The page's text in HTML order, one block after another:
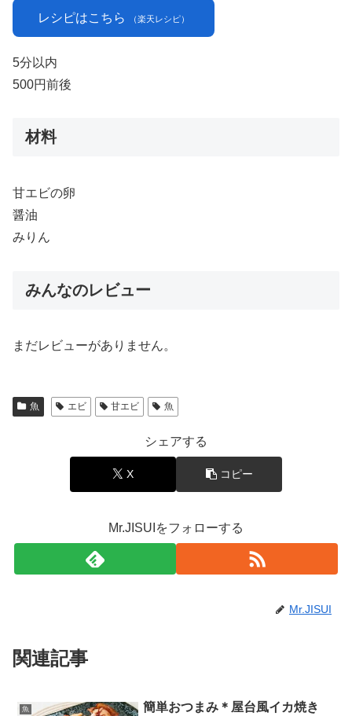
レシピはこちら （楽天レシピ）
5分以内
500円前後
材料
甘エビの卵
醤油
みりん
みんなのレビュー
まだレビューがありません。
魚 エビ 甘エビ 魚
シェアする
X コピー
Mr.JISUIをフォローする
Mr.JISUI
関連記事
魚 簡単おつまみ＊屋台風イカ焼き